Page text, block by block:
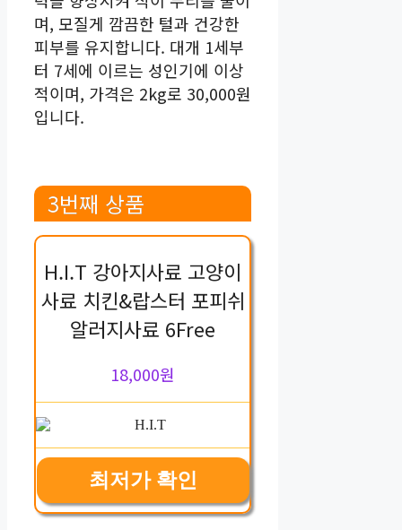
며, 모질게 깜끔한 털과 건강한
피부를 유지합니다. 대개 1세부
터 7세에 이르는 성인기에 이상
적이며, 가격은 2kg로 30,000원
입니다.
3번째 상품
H.I.T 강아지사료 고양이
사료 치킨&랍스터 포피쉬
알러지사료 6Free
18,000원
최저가 확인